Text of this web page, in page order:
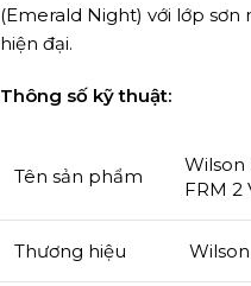
(Emerald Night) với lớp sơn
hiện đại.
Thông số kỹ thuật:
Tên sản phẩm
Wilson
FRM 2
Thương hiệu Wilson